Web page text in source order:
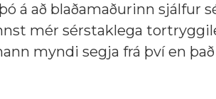
á að blaðamaðurinn sjálfur
mér sérstaklega
myndi segja frá því en